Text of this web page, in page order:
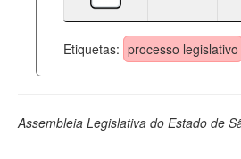
Perguntas frequentes
ContatoEtiquetas: processo legislativo
Assembleia Legislativa do Estado de